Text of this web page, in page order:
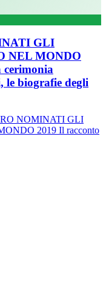
GLI
NEL MONDO
cerimonia
le biografie degli
NOMINATI GLI
2019 Il racconto